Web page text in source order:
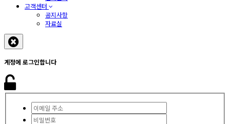
고객센터
공지사항
자료실
계정에 로그인합니다